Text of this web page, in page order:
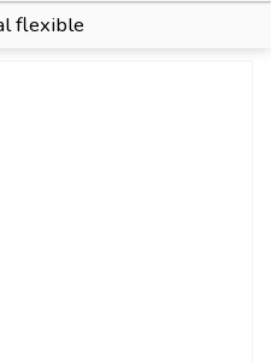
flexible